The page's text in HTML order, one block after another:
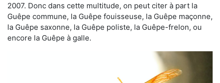
2007. Donc dans cette multitude, on peut citer à part la
Guêpe commune, la Guêpe fouisseuse, la Guêpe maçonne,
la Guêpe saxonne, la Guêpe poliste, la Guêpe-frelon, ou
encore la Guêpe à galle.